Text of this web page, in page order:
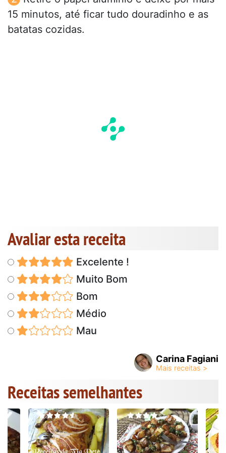
15 minutos, até ficar tudo douradinho e as
batatas cozidas.
Avaliar esta receita
Excelente !
Muito Bom
Bom
Médio
Mau
Carina Fagiani
Receitas semelhantes